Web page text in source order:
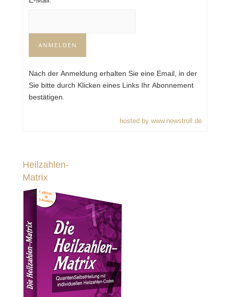
Nach der Anmeldung erhalten Sie eine Email, in der
Sie bitte durch Klicken eines Links Ihr Abonnement
bestätigen.
hosted by www.newstroll.de
Heilzahlen-
Matrix